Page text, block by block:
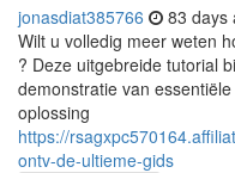
jonasdiat385766 83 days
Wilt u volledig meer weten
? Deze uitgebreide tutorial
demonstratie van
oplossing
https://
ontv-de-ultieme-gids